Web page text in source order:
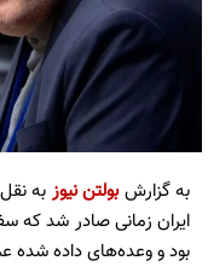
به گزارش بولتن نیوز به
ایران زمانی صادر شد که
بود و وعده‌های داده شده